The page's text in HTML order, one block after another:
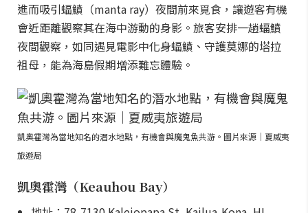
進而吸引蝠鱝（manta ray）夜間前來覓食，讓遊客有機
會近距離觀察其在海中游動的身影。旅客安排一趟蝠鱝
夜間觀察，如同遇見電影中化身蝠鱝、守護莫娜的塔拉
祖母，能為海島假期增添難忘體驗。
凱奧霍灣為當地知名的潛水地點，有機會與魔鬼魚共游。圖片來源｜夏威夷
旅遊局
凱奧霍灣（Keauhou Bay）